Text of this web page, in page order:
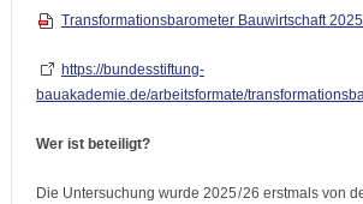
Transformationsbarometer Bauwirtschaft
https://bundesstiftung-
bauakademie.de/arbeitsformate/
Wer ist beteiligt?
Die Untersuchung wurde 2025 / 26 erstmals von